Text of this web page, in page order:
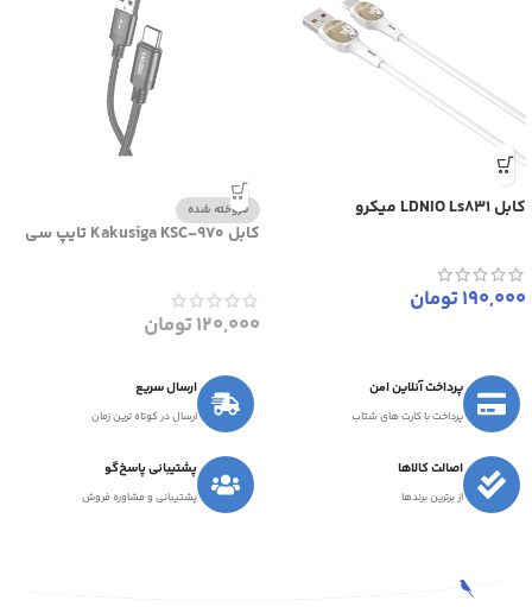
کابل LDNIO Ls831 میکرو
190,000تومان
فروخته شده
کابل Kakusiga KSC-970 تایپ سی
120,000تومان
پرداخت آنلاین امن
پرداخت با کارت های شتاب
ارسال سریع
ارسال در کوتاه ترین زمان
اصالت کالاها
از برترین برندها
پشتیبانی پاسخ‌گو
پشتیبانی و مشاوره فروش